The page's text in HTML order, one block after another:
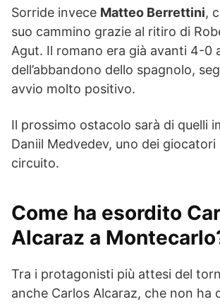
Sorride invece Matteo Berrettini,
suo cammino grazie al ritiro di
Agut. Il romano era già avanti 4-0
dell’abbandono dello spagnolo,
avvio molto positivo.
Il prossimo ostacolo sarà di quelli
Daniil Medvedev, uno dei giocatori
circuito.
Come ha esordito
Alcaraz a
Tra i protagonisti più attesi del
anche Carlos Alcaraz, che non ha